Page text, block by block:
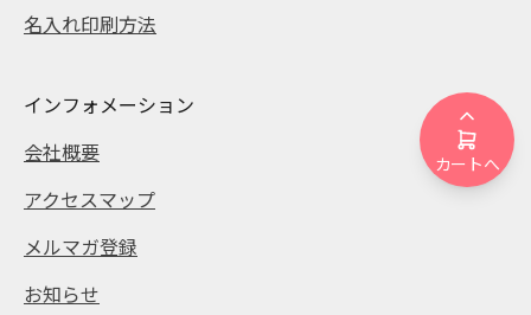
カートへ
名入れ印刷方法
インフォメーション
会社概要
アクセスマップ
メルマガ登録
お知らせ